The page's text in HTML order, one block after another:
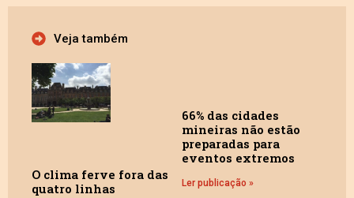
Veja também
O clima ferve fora das
quatro linhas
66% das cidades
mineiras não estão
preparadas para
eventos extremos
Ler publicação »